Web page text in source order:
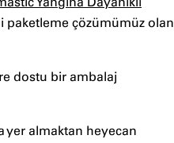
paketleme çözümümüz olan
dostu bir ambalaj
yer almaktan heyecan